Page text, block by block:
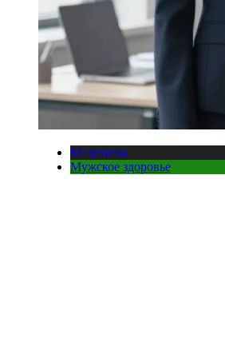
Медицина
Мужское здоровье